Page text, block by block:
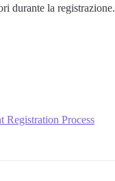
durante la registrazione.
Process